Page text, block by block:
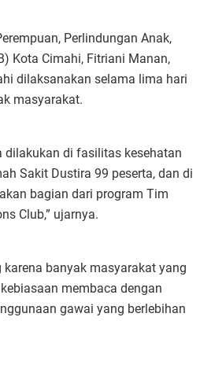
Perlindungan Anak,
Kota Cimahi, Fitriani Manan,
dilaksanakan selama lima hari
masyarakat.
dilakukan di fasilitas kesehatan
Sakit Dustira 99 peserta, dan di
bagian dari program Tim
Club,” ujarnya.
banyak masyarakat yang
membaca dengan
gawai yang berlebihan